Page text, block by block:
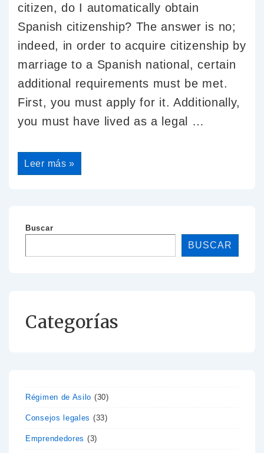
citizen, do I automatically obtain
Spanish citizenship? The answer is no;
indeed, in order to acquire citizenship by
marriage to a Spanish national, certain
additional requirements must be met.
First, you must apply for it. Additionally,
you must have lived as a legal …
Leer más »
Buscar
BUSCAR
Categorías
Régimen de Asilo (30)
Consejos legales (33)
Emprendedores (3)